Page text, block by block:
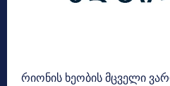
რიონის ხეობის მცველი